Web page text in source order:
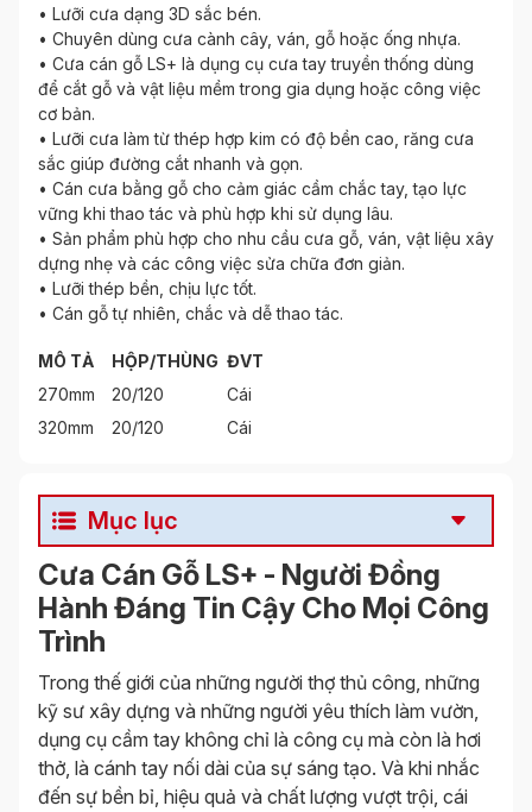
• Lưỡi cưa dạng 3D sắc bén.
• Chuyên dùng cưa cành cây, ván, gỗ hoặc ống nhựa.
• Cưa cán gỗ LS+ là dụng cụ cưa tay truyền thống dùng
để cắt gỗ và vật liệu mềm trong gia dụng hoặc công việc
cơ bản.
• Lưỡi cưa làm từ thép hợp kim có độ bền cao, răng cưa
sắc giúp đường cắt nhanh và gọn.
• Cán cưa bằng gỗ cho cảm giác cầm chắc tay, tạo lực
vững khi thao tác và phù hợp khi sử dụng lâu.
• Sản phẩm phù hợp cho nhu cầu cưa gỗ, ván, vật liệu xây
dựng nhẹ và các công việc sửa chữa đơn giản.
• Lưỡi thép bền, chịu lực tốt.
• Cán gỗ tự nhiên, chắc và dễ thao tác.
MÔ TẢ HỘP/THÙNG ĐVT
270mm
20/120
Cái
320mm
20/120 Cái
Mục lục
Cưa Cán Gỗ LS+ - Người Đồng
Hành Đáng Tin Cậy Cho Mọi Công
Trình
Trong thế giới của những người thợ thủ công, những
kỹ sư xây dựng và những người yêu thích làm vườn,
dụng cụ cầm tay không chỉ là công cụ mà còn là hơi
thở, là cánh tay nối dài của sự sáng tạo. Và khi nhắc
đến sự bền bỉ, hiệu quả và chất lượng vượt trội, cái